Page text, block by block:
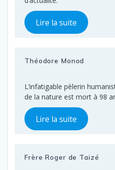
Lire la suite
Théodore Monod
L’infatigable pèlerin
de la nature est mort à 98
Lire la suite
Frère Roger de Taizé